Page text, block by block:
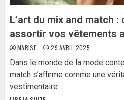
L’art du mix and match :
assortir vos vêtements
MARISE 29 AVRIL 2025
Dans le monde de la mode
match s’affirme comme une
vestimentaire....